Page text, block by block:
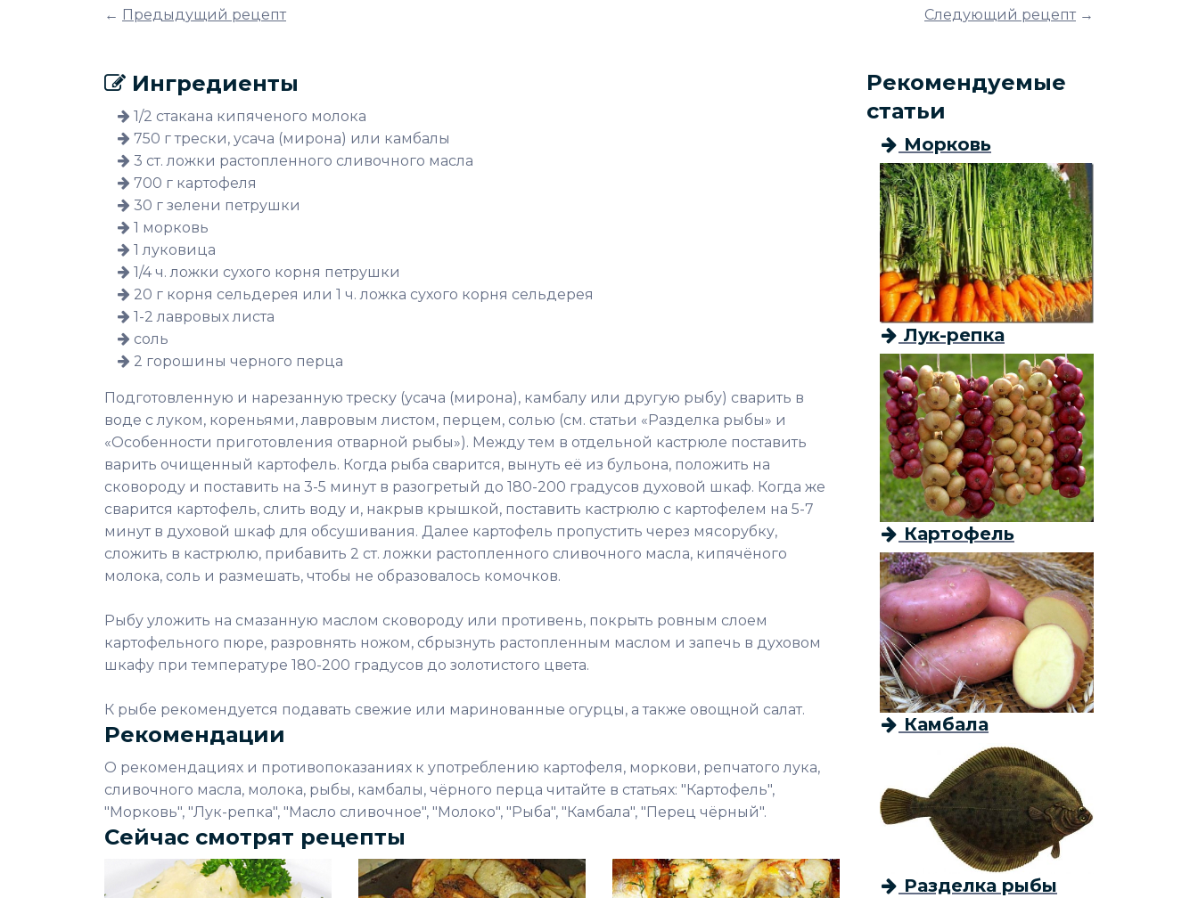
← Предыдущий рецепт Следующий рецепт→
Ингредиенты
1/2 стакана кипяченого молока
750 г трески, усача (мирона) или камбалы
3 ст. ложки растопленного сливочного масла
700 г картофеля
30 г зелени петрушки
1 морковь
1 луковица
1/4 ч. ложки сухого корня петрушки
20 г корня сельдерея или 1 ч. ложка сухого корня сельдерея
1-2 лавровых листа
соль
2 горошины черного перца
Подготовленную и нарезанную треску (усача (мирона), камбалу или другую рыбу) сварить в
воде с луком, кореньями, лавровым листом, перцем, солью (см. статьи «Разделка рыбы» и
«Особенности приготовления отварной рыбы»). Между тем в отдельной кастрюле поставить
варить очищенный картофель. Когда рыба сварится, вынуть её из бульона, положить на
сковороду и поставить на 3-5 минут в разогретый до 180-200 градусов духовой шкаф. Когда же
сварится картофель, слить воду и, накрыв крышкой, поставить кастрюлю с картофелем на 5-7
минут в духовой шкаф для обсушивания. Далее картофель пропустить через мясорубку,
сложить в кастрюлю, прибавить 2 ст. ложки растопленного сливочного масла, кипячёного
молока, соль и размешать, чтобы не образовалось комочков.
Рыбу уложить на смазанную маслом сковороду или противень, покрыть ровным слоем
картофельного пюре, разровнять ножом, сбрызнуть растопленным маслом и запечь в духовом
шкафу при температуре 180-200 градусов до золотистого цвета.
К рыбе рекомендуется подавать свежие или маринованные огурцы, а также овощной салат.
Рекомендации
О рекомендациях и противопоказаниях к употреблению картофеля, моркови, репчатого лука,
сливочного масла, молока, рыбы, камбалы, чёрного перца читайте в статьях: "Картофель",
"Морковь", "Лук-репка", "Масло сливочное", "Молоко", "Рыба", "Камбала", "Перец чёрный".
Сейчас смотрят рецепты
Рекомендуемые
статьи
Морковь
Лук-репка
Картофель
Камбала
Разделка рыбы